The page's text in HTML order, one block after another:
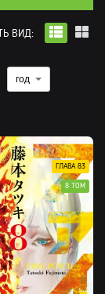
год
ГЛАВА 83
8 ТОМ
ВИД: